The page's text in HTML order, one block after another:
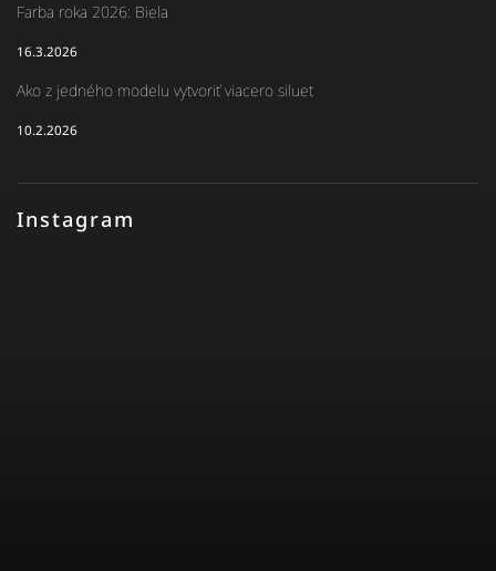
Instagram
Farba roka 2026: Biela
16.3.2026
Ako z jedného modelu vytvoriť viacero siluet
10.2.2026